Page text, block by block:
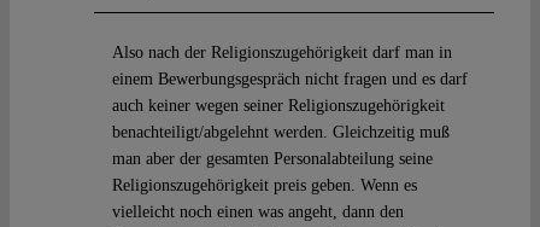
Also nach der Religionszugehörigkeit darf man in
einem Bewerbungsgespräch nicht fragen und es darf
auch keiner wegen seiner Religionszugehörigkeit
benachteiligt/abgelehnt werden. Gleichzeitig muß
man aber der gesamten Personalabteilung seine
Religionszugehörigkeit preis geben. Wenn es
vielleicht noch einen was angeht, dann den